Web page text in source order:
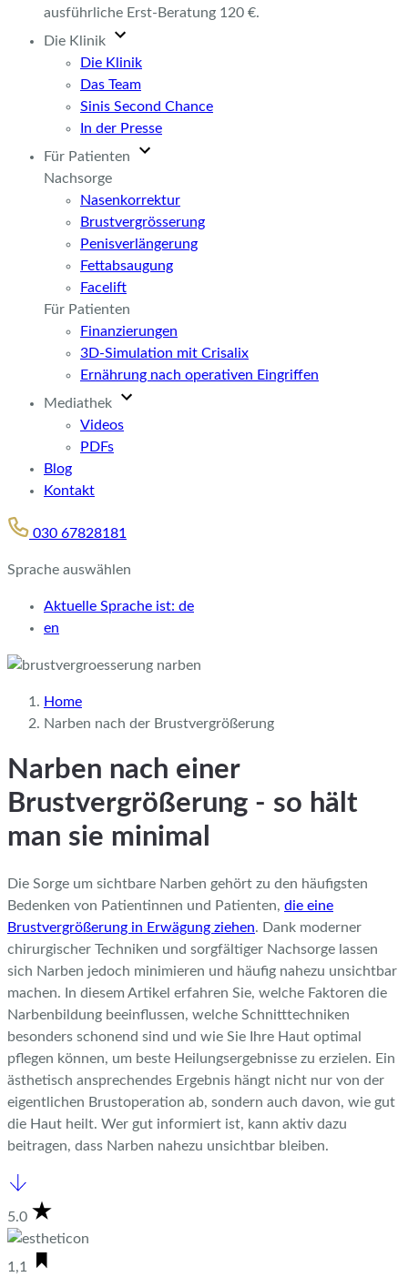
ausführliche Erst-Beratung 120 €.
Die Klinik
Die Klinik
Das Team
Sinis Second Chance
In der Presse
Für Patienten
Nachsorge
Nasenkorrektur
Brustvergrösserung
Penisverlängerung
Fettabsaugung
Facelift
Für Patienten
Finanzierungen
3D-Simulation mit Crisalix
Ernährung nach operativen Eingriffen
Mediathek
Videos
PDFs
Blog
Kontakt
030 67828181
Sprache auswählen
Aktuelle Sprache ist: de
en
Home
Narben nach der Brustvergrößerung
Narben nach einer
Brustvergrößerung - so hält
man sie minimal
Die Sorge um sichtbare Narben gehört zu den häufigsten
Bedenken von Patientinnen und Patienten, die eine
Brustvergrößerung in Erwägung ziehen. Dank moderner
chirurgischer Techniken und sorgfältiger Nachsorge lassen
sich Narben jedoch minimieren und häufig nahezu unsichtbar
machen.
In diesem Artikel erfahren Sie, welche Faktoren die
Narbenbildung beeinflussen, welche Schnitttechniken
besonders schonend sind und wie Sie Ihre Haut optimal
pflegen können, um beste Heilungsergebnisse zu erzielen. Ein
ästhetisch ansprechendes Ergebnis hängt nicht nur von der
eigentlichen Brustoperation ab, sondern auch davon, wie gut
die Haut heilt. Wer gut informiert ist, kann aktiv dazu
beitragen, dass Narben nahezu unsichtbar bleiben.
5.0
1,1